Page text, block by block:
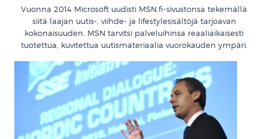
Vuonna 2014 Microsoft uudisti MSN.fi-sivustonsa tekemällä
siitä laajan uutis-, viihde- ja lifestylesisältöjä tarjoavan
kokonaisuuden. MSN tarvitsi palveluihinsa reaaliaikaisesti
tuotettua, kuvitettua uutismateriaalia vuorokauden ympäri.